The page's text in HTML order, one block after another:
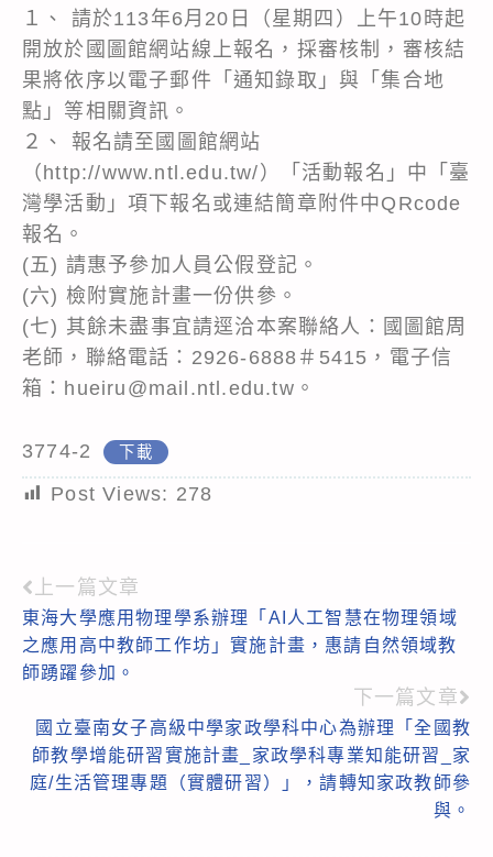
１、 請於113年6月20日（星期四）上午10時起
開放於國圖館網站線上報名，採審核制，審核結
果將依序以電子郵件「通知錄取」與「集合地
點」等相關資訊。
２、 報名請至國圖館網站
（http://www.ntl.edu.tw/）「活動報名」中「臺
灣學活動」項下報名或連結簡章附件中QRcode
報名。
(五) 請惠予參加人員公假登記。
(六) 檢附實施計畫一份供參。
(七) 其餘未盡事宜請逕洽本案聯絡人：國圖館周
老師，聯絡電話：2926-6888＃5415，電子信
箱：hueiru@mail.ntl.edu.tw。
3774-2 下載
Post Views: 278
Read
more
articles
上一篇文章
東海大學應用物理學系辦理「AI人工智慧在物理領域
之應用高中教師工作坊」實施計畫，惠請自然領域教
師踴躍參加。
下一篇文章
國立臺南女子高級中學家政學科中心為辦理「全國教
師教學增能研習實施計畫_家政學科專業知能研習_家
庭/生活管理專題（實體研習）」，請轉知家政教師參
與。